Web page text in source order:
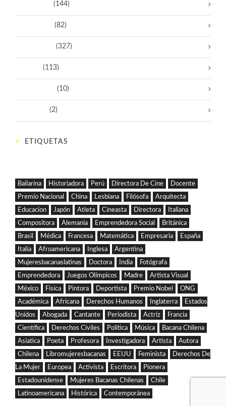
(144)
(82)
(327)
(113)
(10)
(2)
ETIQUETAS
Bailarina Historiadora Perú Directora De Cine
Docente
Premio Nacional
China Lesbiana Filósofa
Arquitecta
Educacion
Japón Atleta Cineasta Directora
Italiana
Compositora
Alemania Emprendedora Social
Británica
Brasil
Médica Francesa Matemática Empresaria
España
Italia
Afroamericana Inglesa
Argentina
Mujeresbacanaslatinas
Doctora India
Fotógrafa
Emprendedora
Juegos Olímpicos Madre
Artista Visual
México
Física Pintora Deportista Premio Nobel
ONG
Académica
Africana Derechos Humanos Inglaterra
Estados
Unidos
Abogada Cantante Periodista Actriz
Francia
Científica
Derechos Civiles Política Música
Bacana Chilena
Asiatica
Poeta Profesora Investigadora Artista
Autora
Chilena
Libromujeresbacanas EEUU Feminista
Derechos De
La Mujer
Europea Activista Escritora
Pionera
Estadounidense
Mujeres Bacanas Chilenas
Chile
Latinoamericana
Histórica Contemporánea